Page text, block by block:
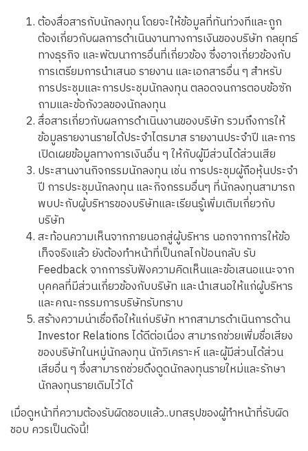
ต้องสื่อสารกับนักลงทุน โดยจะให้ข้อมูลที่ทันท่วงทีและถูก
ต้องเกี่ยวกับผลการดำเนินงานทางการเงินของบริษัท กลยุทธ์
ทางธุรกิจ และพัฒนาการอื่นที่เกี่ยวข้อง ซึ่งอาจเกี่ยวข้องกับ
การเตรียมการนำเสนอ รายงาน และเอกสารอื่น ๆ สำหรับ
การประชุมและการประชุมนักลงทุน ตลอดจนการตอบข้อซัก
ถามและข้อกังวลของนักลงทุน
สื่อสารเกี่ยวกับผลการดำเนินงานของบริษัท รวมถึงการให้
ข้อมูลรายงานรายได้ประจำไตรมาส รายงานประจำปี และการ
เปิดเผยข้อมูลทางการเงินอื่น ๆ ให้กับผู้มีส่วนได้ส่วนเสีย
ประสานงานกิจกรรมนักลงทุน เช่น การประชุมผู้ถือหุ้นประจำ
ปี การประชุมนักลงทุน และกิจกรรมอื่นๆ ที่นักลงทุนสามารถ
พบปะกับผู้บริหารของบริษัทและเรียนรู้เพิ่มเติมเกี่ยวกับ
บริษัท
สะท้อนความเห็นจากภายนอกสู่ผู้บริหาร นอกจากการให้ข้อ
เท็จจริงแล้ว ยังต้องทำหน้าที่เป็นกลไกป้อนกลับ รับ
Feedback จากการรับฟังความคิดเห็นและข้อเสนอแนะจาก
บุคคลที่มีส่วนเกี่ยวข้องกับบริษัท และนำเสนอให้แก่ผู้บริหาร
และคณะกรรมการบริษัทรับทราบ
สร้างความน่าเชื่อถือให้แก่บริษัท หากสามารดำเนินการด้าน
Investor Relations ได้ดีต่อเนื่อง สามารถช่วยเพิ่มชื่อเสียง
ของบริษัทในหมู่นักลงทุน นักวิเคราะห์ และผู้มีส่วนได้ส่วน
เสียอื่น ๆ ซึ่งสามารถช่วยดึงดูดนักลงทุนรายใหม่และรักษา
นักลงทุนรายเดิมไว้ได้
เมื่อดูหน้าที่ความต้องรับผิดชอบแล้ว..บทสรุปของผู้ทำหน้าที่รับผิด
ชอบ ควรเป็นดังนี้!